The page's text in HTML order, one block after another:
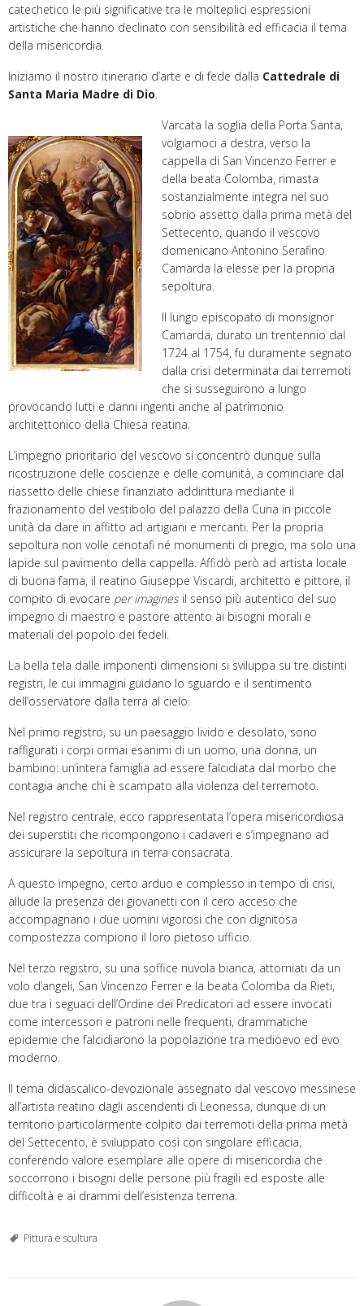
catechetico le più significative tra le molteplici espressioni
artistiche che hanno declinato con sensibilità ed efficacia il tema
della misericordia.
Iniziamo il nostro itinerario d’arte e di fede dalla Cattedrale di
Santa Maria Madre di Dio
Varcata la soglia della Porta Santa,
volgiamoci a destra, verso la
cappella di San Vincenzo Ferrer e
della beata Colomba, rimasta
sostanzialmente integra nel suo
sobrio assetto dalla prima metà del
Settecento, quando il vescovo
domenicano Antonino Serafino
Camarda la elesse per la propria
sepoltura.
Il lungo episcopato di monsignor
Camarda, durato un trentennio dal
1724 al 1754, fu duramente segnato
dalla crisi determinata dai terremoti
che si susseguirono a lungo
provocando lutti e danni ingenti anche al patrimonio
architettonico della Chiesa reatina.
L’impegno prioritario del vescovo si concentrò dunque sulla
ricostruzione delle coscienze e delle comunità, a cominciare dal
riassetto delle chiese finanziato addirittura mediante il
frazionamento del vestibolo del palazzo della Curia in piccole
unità da dare in affitto ad artigiani e mercanti. Per la propria
sepoltura non volle cenotafi né monumenti di pregio, ma solo una
lapide sul pavimento della cappella. Affidò però ad artista locale
di buona fama, il reatino Giuseppe Viscardi, architetto e pittore, il
compito di evocare per imaginesil senso più autentico del suo
impegno di maestro e pastore attento ai bisogni morali e
materiali del popolo dei fedeli.
La bella tela dalle imponenti dimensioni si sviluppa su tre distinti
registri, le cui immagini guidano lo sguardo e il sentimento
dell’osservatore dalla terra al cielo.
Nel primo registro, su un paesaggio livido e desolato, sono
raffigurati i corpi ormai esanimi di un uomo, una donna, un
bambino: un’intera famiglia ad essere falcidiata dal morbo che
contagia anche chi è scampato alla violenza del terremoto.
Nel registro centrale, ecco rappresentata l’opera misericordiosa
dei superstiti che ricompongono i cadaveri e s’impegnano ad
assicurare la sepoltura in terra consacrata.
A questo impegno, certo arduo e complesso in tempo di crisi,
allude la presenza dei giovanetti con il cero acceso che
accompagnano i due uomini vigorosi che con dignitosa
compostezza compiono il loro pietoso ufficio.
Nel terzo registro, su una soffice nuvola bianca, attorniati da un
volo d’angeli, San Vincenzo Ferrer e la beata Colomba da Rieti,
due tra i seguaci dell’Ordine dei Predicatori ad essere invocati
come intercessori e patroni nelle frequenti, drammatiche
epidemie che falcidiarono la popolazione tra medioevo ed evo
moderno.
Il tema didascalico-devozionale assegnato dal vescovo messinese
all’artista reatino dagli ascendenti di Leonessa, dunque di un
territorio particolarmente colpito dai terremoti della prima metà
del Settecento, è sviluppato così con singolare efficacia,
conferendo valore esemplare alle opere di misericordia che
soccorrono i bisogni delle persone più fragili ed esposte alle
difficoltà e ai drammi dell’esistenza terrena.
Pittura e scultura